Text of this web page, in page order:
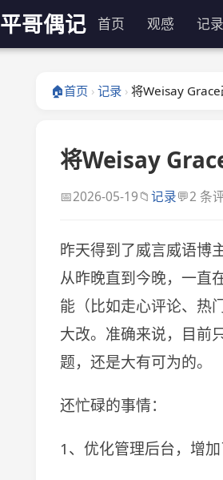
平哥偶记 首页 观感 记录
🏠首页 › 记录 › 将Weisay
将Weisay
📅2026-05-19📁记录💬2 条
昨天得到了威言威语博
从昨晚直到今晚，一直
能（比如走心评论、热
大改。准确来说，目前
题，还是大有可为的。
还忙碌的事情：
1、优化管理后台，增